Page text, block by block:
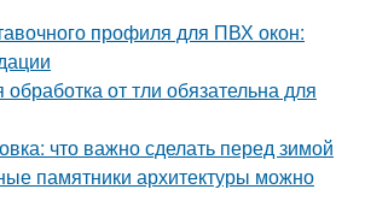
профиля для ПВХ окон:
от тли обязательна для
что важно сделать перед зимой
памятники архитектуры можно